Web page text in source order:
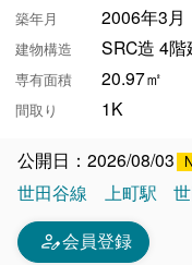
築年月 2006年3月
建物構造 SRC造 4階
専有面積 20.97㎡
間取り 1K
公開日：2026/08/03
世田谷線
上町駅
person_edit会員登録